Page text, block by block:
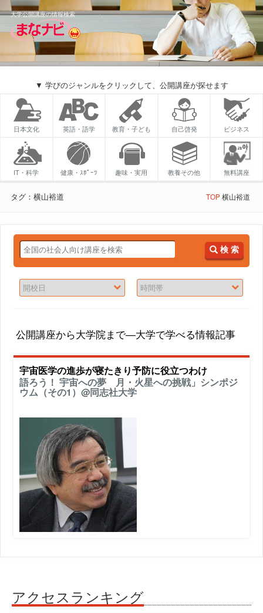
大学公開講座の情報検索
▼ 学びのジャンルをクリックして、公開講座が探せます
日本文化 英語・語学 教育・子ども 自己啓発 ビジネス
IT・科学 健康・ｽﾎﾟｰﾂ 趣味・実用 教養その他 無料講座
タグ：横山裕道 TOP横山裕道
検 索
公開講座から大学院まで―大学で学べる情報記事
宇宙医学の進歩が寝たきり予防に役立つわけ
語ろう！ 宇宙への夢 月・火星への挑戦」シンポジ
ウム（その1）@同志社大学
アクセスランキング